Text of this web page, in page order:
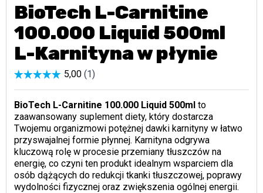
BioTech L-Carnitine
100.000 Liquid 500ml
L-Karnityna w płynie
BioTech L-Carnitine 100.000 Liquid 500mlto
zaawansowany suplement diety, który dostarcza
Twojemu organizmowi potężnej dawki karnityny w łatwo
przyswajalnej formie płynnej. Karnityna odgrywa
kluczową rolę w procesie przemiany tłuszczów na
energię, co czyni ten produkt idealnym wsparciem dla
osób dążących do redukcji tkanki tłuszczowej, poprawy
wydolności fizycznej oraz zwiększenia ogólnej energii.